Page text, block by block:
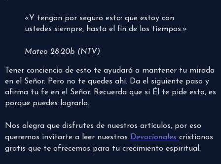
«Y tengan por seguro esto: que estoy con
ustedes siempre, hasta el fin de los tiempos.»
Mateo 28:20b (NTV)
Tener conciencia de esto te ayudará a mantener tu mirada
en el Señor. Pero no te quedes ahí. Da el siguiente paso y
afirma tu fe en el Señor. Recuerda que si Él te pide esto, es
porque puedes lograrlo.
Nos alegra que disfrutes de nuestros artículos, por eso
queremos invitarte a leer nuestros Devocionales cristianos
gratis que te ofrecemos para tu crecimiento espiritual.